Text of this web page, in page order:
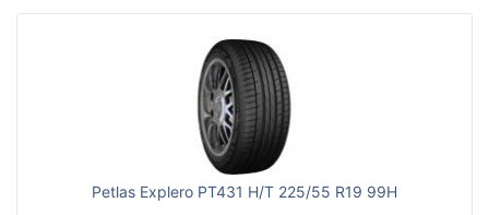
Petlas Explero PT431 H/T 225/55 R19 99H